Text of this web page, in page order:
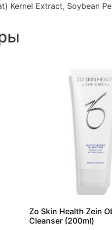
Kernel Extract, Soybean
Zo Skin Health Zein
Cleanser (200ml)